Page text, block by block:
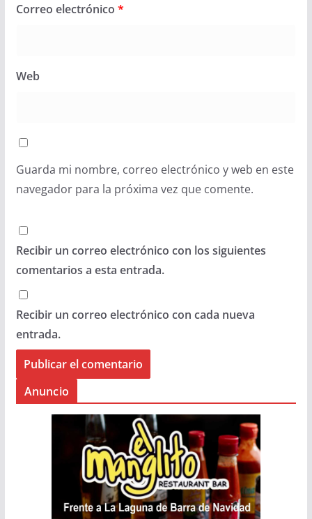
Correo electrónico *
Web
Guarda mi nombre, correo electrónico y web en este
navegador para la próxima vez que comente.
Recibir un correo electrónico con los siguientes
comentarios a esta entrada.
Recibir un correo electrónico con cada nueva
entrada.
Anuncio